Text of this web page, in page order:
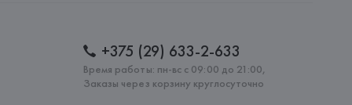
+375 (29) 633-2-633
Время работы: пн-вс с 09:00 до 21:00,
Заказы через корзину круглосуточно